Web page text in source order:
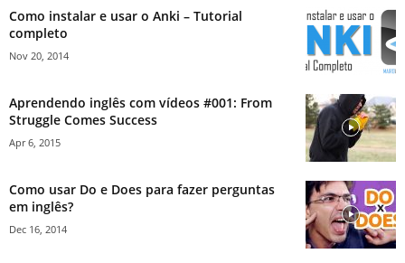
Como instalar e usar o Anki – Tutorial
completo
Nov 20, 2014
Aprendendo inglês com vídeos #001: From
Struggle Comes Success
Apr 6, 2015
Como usar Do e Does para fazer perguntas
em inglês?
Dec 16, 2014